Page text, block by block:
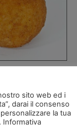
200GR
al carrello
sito web ed i
darai il consenso
la tua
Informativa